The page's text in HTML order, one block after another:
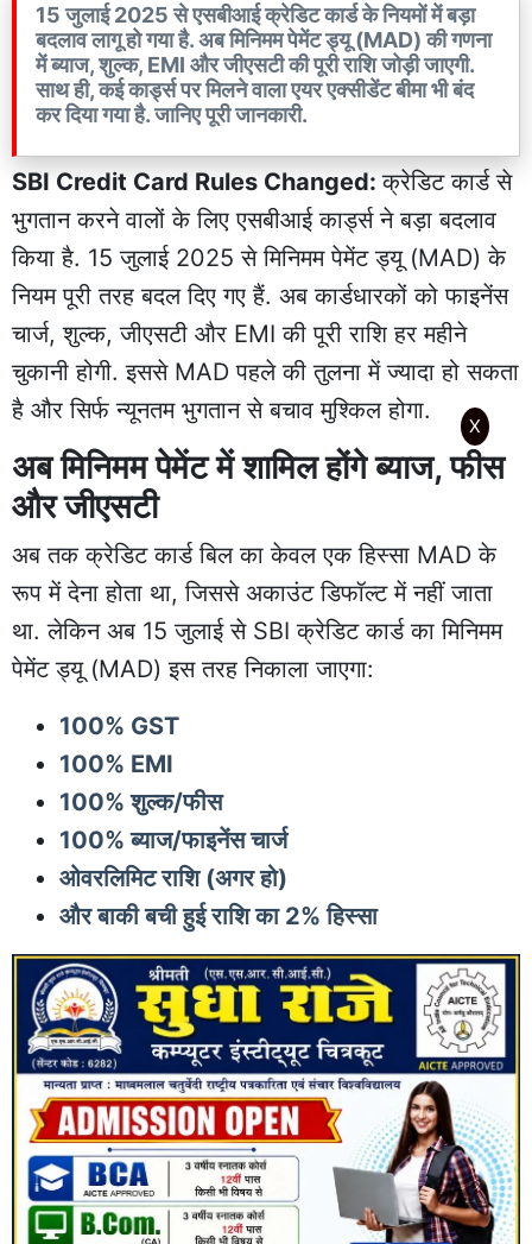
15 जुलाई 2025 से एसबीआई क्रेडिट कार्ड के नियमों में बड़ा
बदलाव लागू हो गया है. अब मिनिमम पेमेंट ड्यू (MAD) की गणना
में ब्याज, शुल्क, EMI और जीएसटी की पूरी राशि जोड़ी जाएगी.
साथ ही, कई कार्ड्स पर मिलने वाला एयर एक्सीडेंट बीमा भी बंद
कर दिया गया है. जानिए पूरी जानकारी.
SBI Credit Card Rules Changed:क्रेडिट कार्ड से
भुगतान करने वालों के लिए एसबीआई कार्ड्स ने बड़ा बदलाव
किया है. 15 जुलाई 2025 से मिनिमम पेमेंट ड्यू (MAD) के
नियम पूरी तरह बदल दिए गए हैं. अब कार्डधारकों को फाइनेंस
चार्ज, शुल्क, जीएसटी और EMI की पूरी राशि हर महीने
चुकानी होगी. इससे MAD पहले की तुलना में ज्यादा हो सकता
है और सिर्फ न्यूनतम भुगतान से बचाव मुश्किल होगा.
अब मिनिमम पेमेंट में शामिल होंगे ब्याज, फीस
और जीएसटी
अब तक क्रेडिट कार्ड बिल का केवल एक हिस्सा MAD के
रूप में देना होता था, जिससे अकाउंट डिफॉल्ट में नहीं जाता
था. लेकिन अब 15 जुलाई से SBI क्रेडिट कार्ड का मिनिमम
पेमेंट ड्यू (MAD) इस तरह निकाला जाएगा:
100% GST
100% EMI
100% शुल्क/फीस
100% ब्याज/फाइनेंस चार्ज
ओवरलिमिट राशि (अगर हो)
और बाकी बची हुई राशि का 2% हिस्सा
X